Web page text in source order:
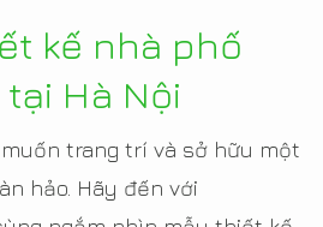
kế nhà phố
Hà Nội
trang trí và sở hữu một
hảo. Hãy đến với